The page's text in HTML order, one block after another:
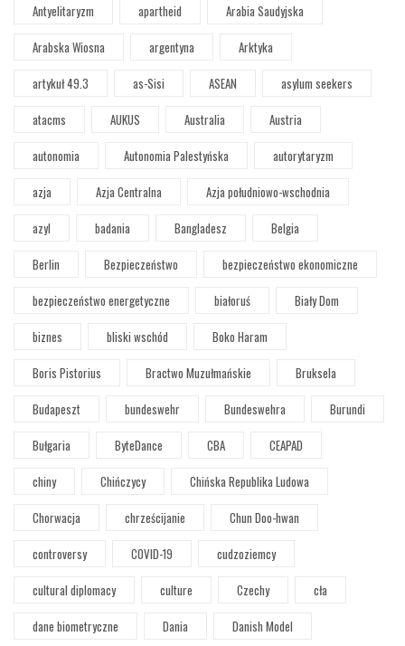
Antyelitaryzm
apartheid
Arabia Saudyjska
Arabska Wiosna
argentyna
Arktyka
artykuł 49.3
as-Sisi ASEAN
asylum seekers
atacms
AUKUS Australia
Austria
autonomia
Autonomia Palestyńska
autorytaryzm
azja
Azja Centralna
Azja południowo-wschodnia
azyl
badania Bangladesz
Belgia
Berlin
Bezpieczeństwo
bezpieczeństwo ekonomiczne
bezpieczeństwo energetyczne
białoruś
Biały Dom
biznes
bliski wschód
Boko Haram
Boris Pistorius
Bractwo Muzułmańskie
Bruksela
Budapeszt
bundeswehr Bundeswehra
Burundi
Bułgaria
ByteDance CBA
CEAPAD
chiny
Chińczycy
Chińska Republika Ludowa
Chorwacja
chrześcijanie
Chun Doo-hwan
controversy
COVID-19
cudzoziemcy
cultural diplomacy
culture Czechy
cła
dane biometryczne
Dania Danish Model